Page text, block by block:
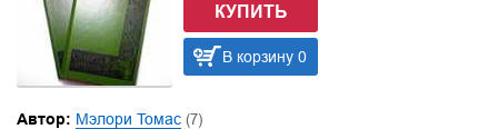
КУПИТЬ
В корзину 0
Автор: Мэлори Томас (7)